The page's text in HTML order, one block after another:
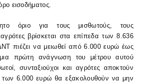
εισοδήματος.
όριο για τους μισθωτούς, τους
βρίσκεται στα επίπεδα των 8.636
πιέζει να μειωθεί από 6.000 ευρώ έως
πρώτη ανάγνωση του μέτρου αυτού
συνταξιούχοι και αγρότες αποκτούν
των 6.000 ευρώ θα εξακολουθούν να μην